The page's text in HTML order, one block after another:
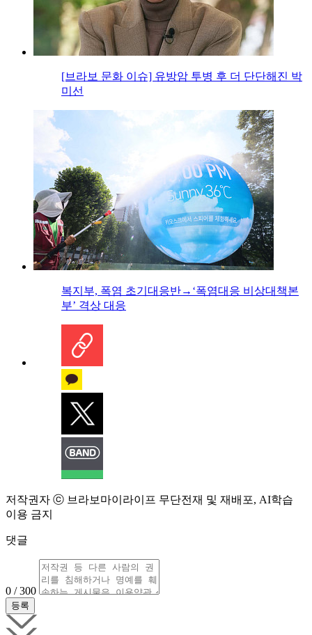
[브라보 문화 이슈] 유방암 투병 후 더 단단해진 박
미선
복지부, 폭염 초기대응반→‘폭염대응 비상대책본
부’ 격상 대응
저작권자 ⓒ 브라보마이라이프 무단전재 및 재배포, AI학습
이용 금지
댓글
0 / 300